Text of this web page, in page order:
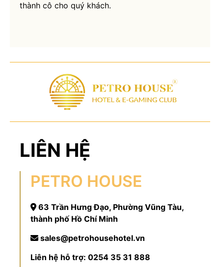
thành cô cho quý khách.
LIÊN HỆ
PETRO HOUSE
63 Trần Hưng Đạo, Phường Vũng Tàu,
thành phố Hồ Chí Minh
sales@petrohousehotel.vn
Liên hệ hỗ trợ: 0254 35 31 888